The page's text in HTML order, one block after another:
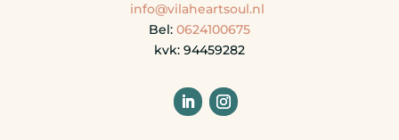
info@vilaheartsoul.nl
Bel: 0624100675
kvk: 94459282